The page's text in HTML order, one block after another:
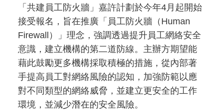
「共建員工防火牆」嘉許計劃於今年4月起開始
接受報名，旨在推廣「員工防火牆（Human
Firewall）」理念，強調透過提升員工網絡安全
意識，建立機構的第二道防線。主辦方期望能
藉此鼓勵更多機構採取積極的措施，從內部著
手提高員工對網絡風險的認知，加強防範以應
對不同類型的網絡威脅，並建立更安全的工作
環境，並減少潛在的安全風險。